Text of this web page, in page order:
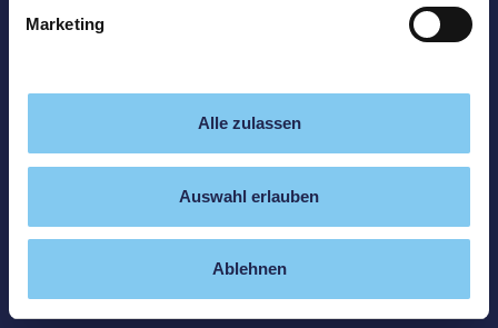
Marketing
Alle zulassen
Auswahl erlauben
Ablehnen